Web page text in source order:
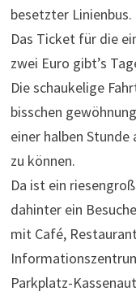
besetzter Linienbus.
Das Ticket für die
zwei Euro gibt’s
Die schaukelige
bisschen
einer halben
zu können.
Da ist ein
dahinter ein
mit Café,
Parkplatz-